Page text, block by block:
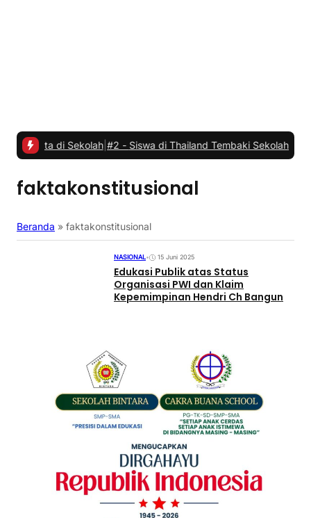
di Sekolah| #2 -Siswa di Thailand Tembaki Sekolahnya, Tujuh
faktakonstitusional
Beranda » faktakonstitusional
NASIONAL• 15 Juni 2025
Edukasi Publik atas Status
Organisasi PWI dan Klaim
Kepemimpinan Hendri Ch Bangun